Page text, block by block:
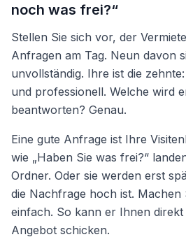
noch was frei?“
Stellen Sie sich vor, der
Anfragen am Tag. Neun davon
unvollständig. Ihre ist die
und professionell. Welche wird
beantworten? Genau.
Eine gute Anfrage ist Ihre
wie „Haben Sie was frei?“
Ordner. Oder sie werden erst
die Nachfrage hoch ist. Machen
einfach. So kann er Ihnen direkt
Angebot schicken.